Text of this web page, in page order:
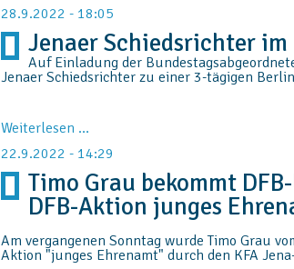
28.9.2022 - 18:05
Jenaer Schiedsrichter im
Auf Einladung der
Jenaer Schiedsrichter zu einer 3-tägigen
Weiterlesen …
im
Bundestag
22.9.2022 - 14:29
Timo Grau bekommt
DFB-Aktion junges
Am vergangenen Sonntag wurde Timo Grau
Aktion "junges Ehrenamt" durch den KFA